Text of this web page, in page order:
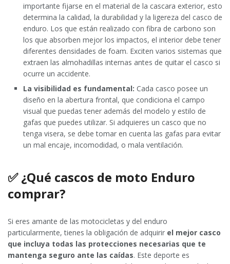
importante fijarse en el material de la cascara exterior, esto
determina la calidad, la durabilidad y la ligereza del casco de
enduro. Los que están realizado con fibra de carbono son
los que absorben mejor los impactos, el interior debe tener
diferentes densidades de foam. Exciten varios sistemas que
extraen las almohadillas internas antes de quitar el casco si
ocurre un accidente.
La visibilidad es fundamental: Cada casco posee un
diseño en la abertura frontal, que condiciona el campo
visual que puedas tener además del modelo y estilo de
gafas que puedes utilizar. Si adquieres un casco que no
tenga visera, se debe tomar en cuenta las gafas para evitar
un mal encaje, incomodidad, o mala ventilación.
✅ ¿Qué cascos de moto Enduro
comprar?
Si eres amante de las motocicletas y del enduro
particularmente, tienes la obligación de adquirir el mejor casco
que incluya todas las protecciones necesarias que te
mantenga seguro ante las caídas. Este deporte es